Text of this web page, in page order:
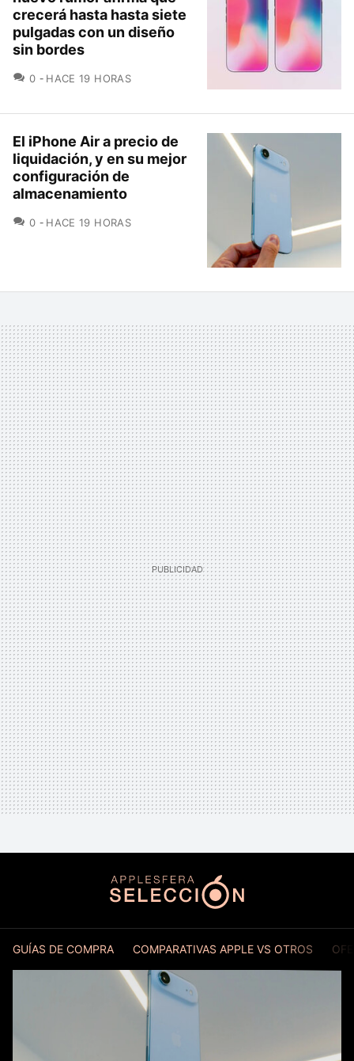
crecerá hasta hasta siete
pulgadas con un diseño
sin bordes
0 COMENTARIOS
HACE 19 HORAS
El iPhone Air a precio de
liquidación, y en su mejor
configuración de
almacenamiento
0 COMENTARIOS
HACE 19 HORAS
GUÍAS DE COMPRA COMPARATIVAS APPLE VS OTROS